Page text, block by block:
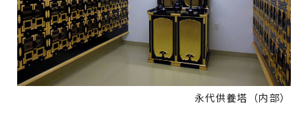
永代供養塔（内部）